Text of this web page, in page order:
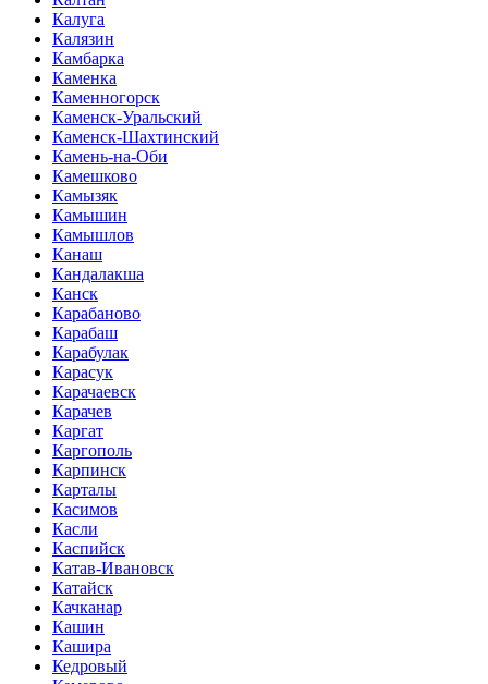
Калуга
Калязин
Камбарка
Каменка
Каменногорск
Каменск-Уральский
Каменск-Шахтинский
Камень-на-Оби
Камешково
Камызяк
Камышин
Камышлов
Канаш
Кандалакша
Канск
Карабаново
Карабаш
Карабулак
Карасук
Карачаевск
Карачев
Каргат
Каргополь
Карпинск
Карталы
Касимов
Касли
Каспийск
Катав-Ивановск
Катайск
Качканар
Кашин
Кашира
Кедровый